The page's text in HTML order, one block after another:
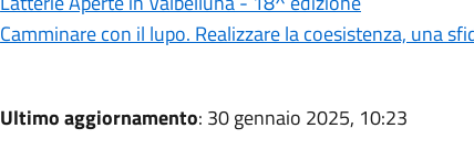
Camminare con il lupo. Realizzare la coesistenza, una
Ultimo aggiornamento: 30 gennaio 2025, 10:23